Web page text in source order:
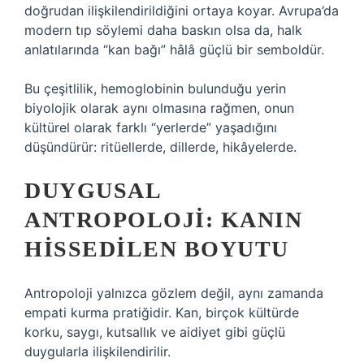
doğrudan ilişkilendirildiğini ortaya koyar. Avrupa’da
modern tıp söylemi daha baskın olsa da, halk
anlatılarında “kan bağı” hâlâ güçlü bir semboldür.
Bu çeşitlilik, hemoglobinin bulunduğu yerin
biyolojik olarak aynı olmasına rağmen, onun
kültürel olarak farklı “yerlerde” yaşadığını
düşündürür: ritüellerde, dillerde, hikâyelerde.
DUYGUSAL
ANTROPOLOJI: KANIN
HISSEDILEN BOYUTU
Antropoloji yalnızca gözlem değil, aynı zamanda
empati kurma pratiğidir. Kan, birçok kültürde
korku, saygı, kutsallık ve aidiyet gibi güçlü
duygularla ilişkilendirilir.